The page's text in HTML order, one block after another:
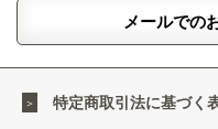
メールでの
特定商取引法に基づく